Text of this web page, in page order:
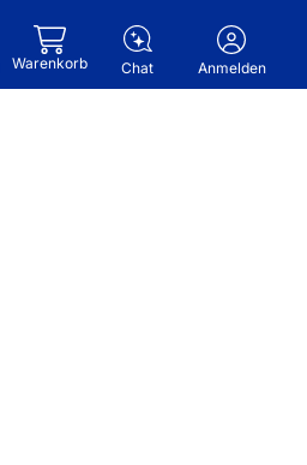
Warenkorb Chat Anmelden